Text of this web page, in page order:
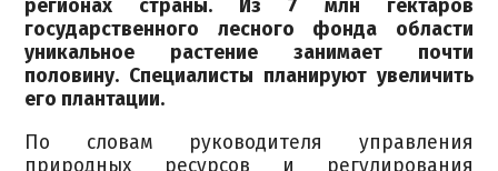
регионах страны. Из 7 млн гектаров
государственного лесного фонда области
уникальное растение занимает почти
половину. Специалисты планируют увеличить
его плантации.
По словам руководителя управления
природных ресурсов и регулирования